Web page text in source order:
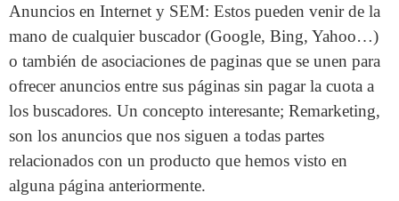
Anuncios en Internet y SEM: Estos pueden venir de la
mano de cualquier buscador (Google, Bing, Yahoo…)
o también de asociaciones de paginas que se unen para
ofrecer anuncios entre sus páginas sin pagar la cuota a
los buscadores. Un concepto interesante; Remarketing,
son los anuncios que nos siguen a todas partes
relacionados con un producto que hemos visto en
alguna página anteriormente.